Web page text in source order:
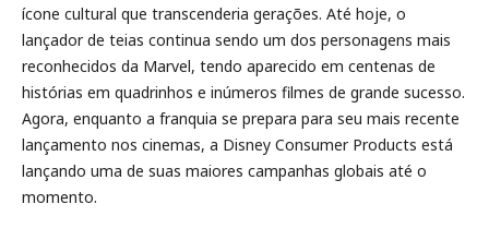
ícone cultural que transcenderia gerações. Até hoje, o
lançador de teias continua sendo um dos personagens mais
reconhecidos da Marvel, tendo aparecido em centenas de
histórias em quadrinhos e inúmeros filmes de grande sucesso.
Agora, enquanto a franquia se prepara para seu mais recente
lançamento nos cinemas, a Disney Consumer Products está
lançando uma de suas maiores campanhas globais até o
momento.